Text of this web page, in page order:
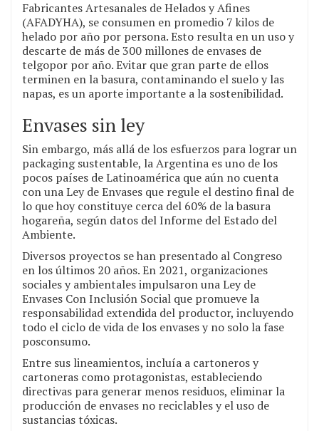
Fabricantes Artesanales de Helados y Afines
(AFADYHA), se consumen en promedio 7 kilos de
helado por año por persona. Esto resulta en un uso y
descarte de más de 300 millones de envases de
telgopor por año. Evitar que gran parte de ellos
terminen en la basura, contaminando el suelo y las
napas, es un aporte importante a la sostenibilidad.
Envases sin ley
Sin embargo, más allá de los esfuerzos para lograr un
packaging sustentable, la Argentina es uno de los
pocos países de Latinoamérica que aún no cuenta
con una Ley de Envases que regule el destino final de
lo que hoy constituye cerca del 60% de la basura
hogareña, según datos del Informe del Estado del
Ambiente.
Diversos proyectos se han presentado al Congreso
en los últimos 20 años. En 2021, organizaciones
sociales y ambientales impulsaron una Ley de
Envases Con Inclusión Social que promueve la
responsabilidad extendida del productor, incluyendo
todo el ciclo de vida de los envases y no solo la fase
posconsumo.
Entre sus lineamientos, incluía a cartoneros y
cartoneras como protagonistas, estableciendo
directivas para generar menos residuos, eliminar la
producción de envases no reciclables y el uso de
sustancias tóxicas.